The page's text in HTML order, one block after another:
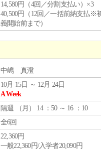
14,580円（4回／分割支払い）×3
40,500円（12回／一括前納支払※
義開始前まで）
中嶋 真澄
10月 15日 ～ 12月 24日
A Week
隔週 （ 月 ） 14 ：50 ～ 16 ：10
全6回
22,360円
一般22,360円/入学者20,090円